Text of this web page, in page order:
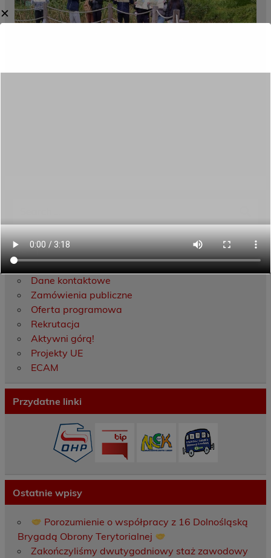
Menu
Dane kontaktowe
Zamówienia publiczne
Oferta programowa
Rekrutacja
Aktywni górą!
Projekty UE
ECAM
Przydatne linki
Ostatnie wpisy
Porozumienie o współpracy z 16 Dolnośląską
Brygadą Obrony Terytorialnej
Zakończyliśmy dwutygodniowy staż zawodowy
✕